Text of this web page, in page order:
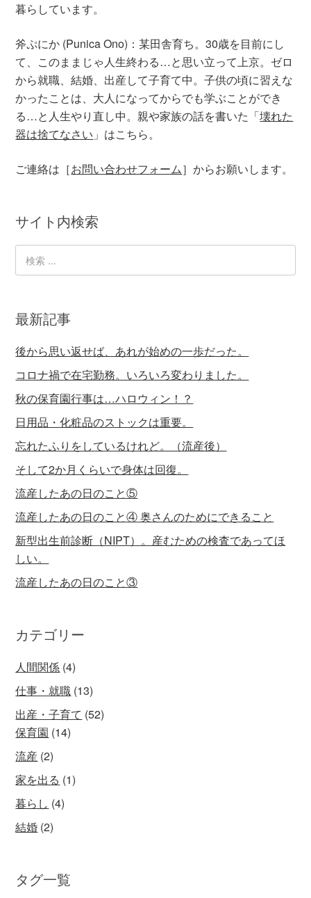
暮らしています。
斧ぷにか (Punica Ono)：某田舎育ち。30歳を目前にし
て、このままじゃ人生終わる…と思い立って上京。ゼロ
から就職、結婚、出産して子育て中。子供の頃に習えな
かったことは、大人になってからでも学ぶことができ
る…と人生やり直し中。親や家族の話を書いた「壊れた
器は捨てなさい 」はこちら。
ご連絡は［お問い合わせフォーム］からお願いします。
サイト内検索
最新記事
後から思い返せば、あれが始めの一歩だった。
コロナ禍で在宅勤務。いろいろ変わりました。
秋の保育園行事は…ハロウィン！？
日用品・化粧品のストックは重要。
忘れたふりをしているけれど。（流産後）
そして2か月くらいで身体は回復。
流産したあの日のこと⑤
流産したあの日のこと④ 奥さんのためにできること
新型出生前診断（NIPT）。産むための検査であってほ
しい。
流産したあの日のこと③
カテゴリー
人間関係 (4)
仕事・就職 (13)
出産・子育て (52)
保育園 (14)
流産 (2)
家を出る (1)
暮らし (4)
結婚 (2)
タグ一覧